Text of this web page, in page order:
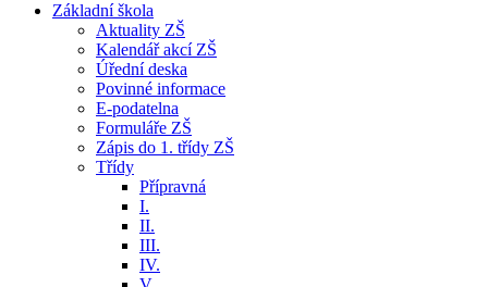
Základní škola
Aktuality ZŠ
Kalendář akcí ZŠ
Úřední deska
Povinné informace
E-podatelna
Formuláře ZŠ
Zápis do 1. třídy ZŠ
Třídy
Přípravná
I.
II.
III.
IV.